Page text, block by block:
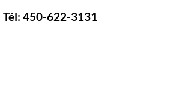
Tél: 450-622-3131